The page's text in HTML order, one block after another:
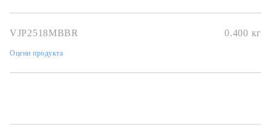
VJP2518MBBR 0.400 кг
Оцени продукта